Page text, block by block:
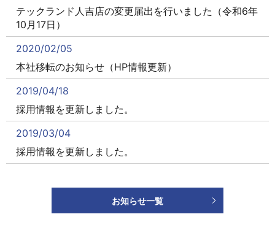
テックランド人吉店の変更届出を行いました（令和6年
10月17日）
2020/02/05
本社移転のお知らせ（HP情報更新）
2019/04/18
採用情報を更新しました。
2019/03/04
採用情報を更新しました。
採用情報を更新しました。
お知らせ一覧